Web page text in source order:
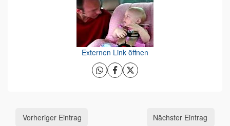
Externen Link öffnen
Vorheriger Eintrag Nächster Eintrag